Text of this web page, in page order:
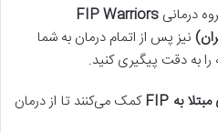
درمانی FIP Warriors
نیز پس از اتمام درمان به شما
به دقت پیگیری کنید.
به
کمک می‌کنند تا از درمان